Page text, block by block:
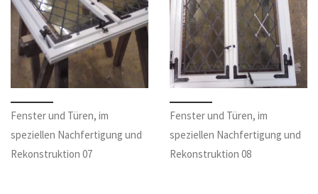
Fenster und Türen, im
speziellen Nachfertigung und
Rekonstruktion 07
Fenster und Türen, im
speziellen Nachfertigung und
Rekonstruktion 08